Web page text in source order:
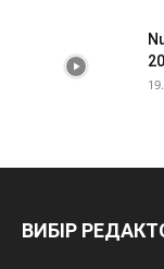
ВИБІР